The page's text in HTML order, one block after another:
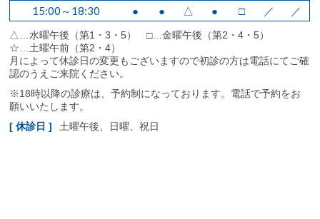
15:00～18:30
● ● △ ● □ ／ ／
△…水曜午後（第1・3・5）□…金曜午後（第2・4・5）
☆…土曜午前（第2・4）
月によって休診日の変更もございますので初診の方は電話にてご確
認のうえご来院ください。
※18時以降の診療は、予約制になっております。電話で予約をお
願いいたします。
[ 休診日 ]
土曜午後、日曜、祝日